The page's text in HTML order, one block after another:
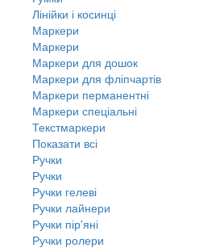
Лінійки і косинці
Маркери
Маркери
Маркери для дошок
Маркери для фліпчартів
Маркери перманентні
Маркери спеціальні
Текстмаркери
Показати всі
Ручки
Ручки
Ручки гелеві
Ручки лайнери
Ручки пір'яні
Ручки ролери